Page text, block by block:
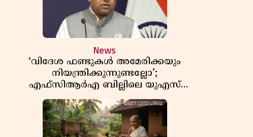
News
‘വിദേശ ഫണ്ടുകൾ അമേരിക്കയും
നിയന്ത്രിക്കുന്നുണ്ടല്ലോ’;
എഫ്സിആർഎ ബില്ലിലെ യുഎസ്
വിമർശനങ്ങൾക്ക് മറുപടിയുമായി ഇന്ത്യ